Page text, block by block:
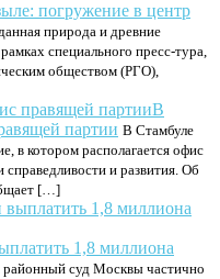
погружение в центр
природа и древние
специального пресс-тура,
обществом (РГО),
В
партии В Стамбуле
в котором располагается офис
и развития. Об
[…]
1,8 миллиона
суд Москвы частично